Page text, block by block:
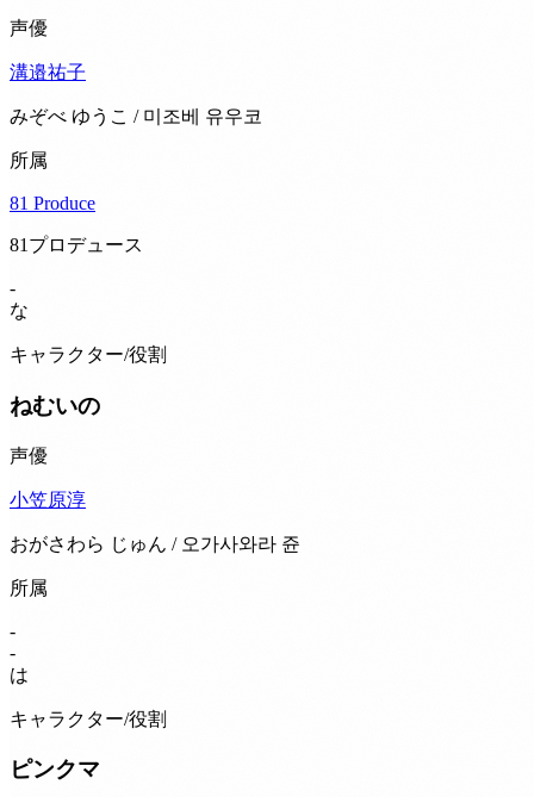
声優
溝邉祐子
みぞべ ゆうこ / 미조베 유우코
所属
81 Produce
81プロデュース
-
な
キャラクター/役割
ねむいの
声優
小笠原淳
おがさわら じゅん / 오가사와라 쥰
所属
-
-
は
キャラクター/役割
ピンクマ